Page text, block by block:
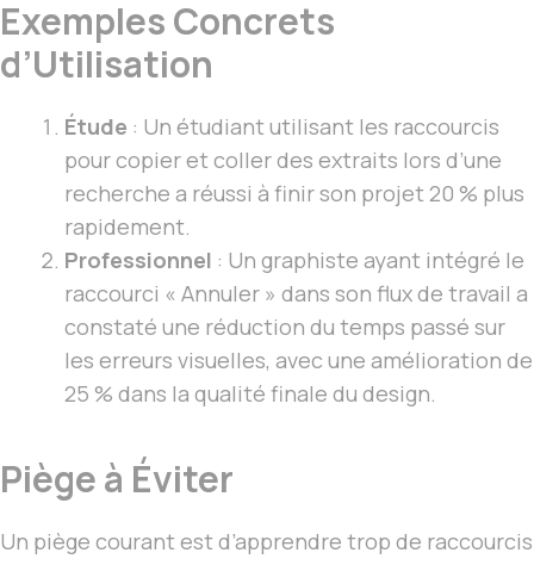
Exemples Concrets
d’Utilisation
Étude : Un étudiant utilisant les raccourcis
pour copier et coller des extraits lors d’une
recherche a réussi à finir son projet 20 % plus
rapidement.
Professionnel : Un graphiste ayant intégré le
raccourci « Annuler » dans son flux de travail a
constaté une réduction du temps passé sur
les erreurs visuelles, avec une amélioration de
25 % dans la qualité finale du design.
Piège à Éviter
Un piège courant est d’apprendre trop de raccourcis